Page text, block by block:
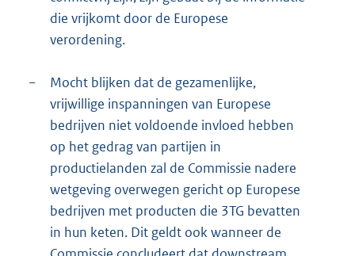
die vrijkomt door de Europese
verordening.
−
Mocht blijken dat de gezamenlijke,
vrijwillige inspanningen van Europese
bedrijven niet voldoende invloed hebben
op het gedrag van partijen in
productielanden zal de Commissie nadere
wetgeving overwegen gericht op Europese
bedrijven met producten die 3TG bevatten
in hun keten. Dit geldt ook wanneer de